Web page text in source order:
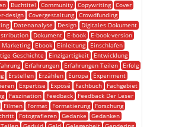
Buchtitel Community Copywriting
Cover
design
Covergestaltung
Crowdfunding
Datenanalyse Design
Digitales Dokument
Dokument E-book
E-book-version
Marketing
Ebook Einleitung
Einschlafen
Geschichte
Einzigartigkeit
Entwicklung
Erfahrungen Erfahrungen Teilen
Erfolg
Erstellen Erzählen Europa
Experiment
Expertise Exposé Fachbuch
Fachgebiet
Faszination Feedback
Feedback Der Leser
Filmen Format Formatierung
Forschung
Fotografieren Gedanke
Gedanken